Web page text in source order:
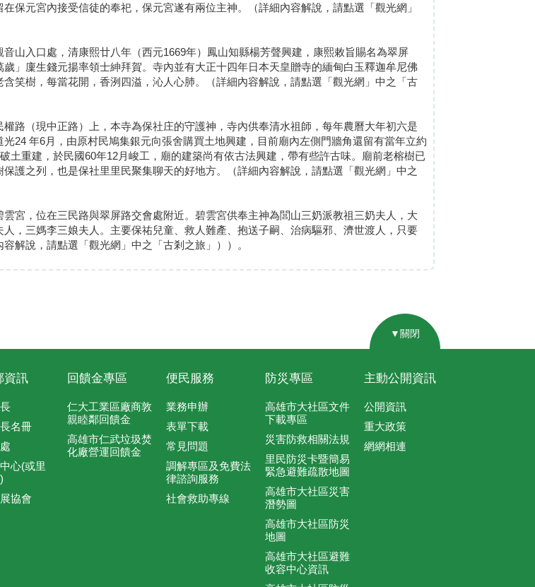
保元宮內接受信徒的奉祀，保元宮遂有兩位主神。（詳細內容解說，請點選「觀光網」
山入口處，清康熙廿八年（西元1669年）鳳山知縣楊芳聲興建，康熙敕旨賜名為翠屏
」廩生錢元揚率領士紳拜賀。寺內並有大正十四年日本天皇贈寺的緬甸白玉釋迦牟尼佛
笑樹，每當花開，香洌四溢，沁人心肺。（詳細內容解說，請點選「觀光網」中之「古
路（現中正路）上，本寺為保社庄的守護神，寺內供奉清水祖師，每年農曆大年初六是
24 年6月，由原村民鳩集銀元向張舍購買土地興建，目前廟內左側門牆角還留有當年立約
土重建，於民國60年12月峻工，廟的建築尚有依古法興建，帶有些許古味。廟前老榕樹已
護之列，也是保社里里民聚集聊天的好地方。（詳細內容解說，請點選「觀光網」中之
宮，位在三民路與翠屏路交會處附近。碧雲宮供奉主神為閭山三奶派教祖三奶夫人，大
，三媽李三娘夫人。主要保祐兒童、救人難產、抱送子嗣、治病驅邪、濟世渡人，只要
解說，請點選「觀光網」中之「古剎之旅」））。
▼關閉
資訊
名冊
心(或里
協會
回饋金專區
仁大工業區廠商敦
親睦鄰回饋金
高雄市仁武垃圾焚
化廠營運回饋金
便民服務
業務申辦
表單下載
常見問題
調解專區及免費法
律諮詢服務
社會救助專線
防災專區
高雄市大社區文件
下載專區
災害防救相關法規
里民防災卡暨簡易
緊急避難疏散地圖
高雄市大社區災害
潛勢圖
高雄市大社區防災
地圖
高雄市大社區避難
收容中心資訊
主動公開資訊
公開資訊
重大政策
網網相連